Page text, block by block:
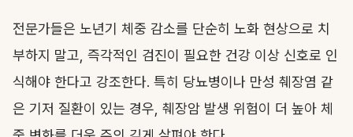
전문가들은 노년기 체중 감소를 단순히 노화 현상으로 치
부하지 말고, 즉각적인 검진이 필요한 건강 이상 신호로 인
식해야 한다고 강조한다. 특히 당뇨병이나 만성 췌장염 같
은 기저 질환이 있는 경우, 췌장암 발생 위험이 더 높아 체